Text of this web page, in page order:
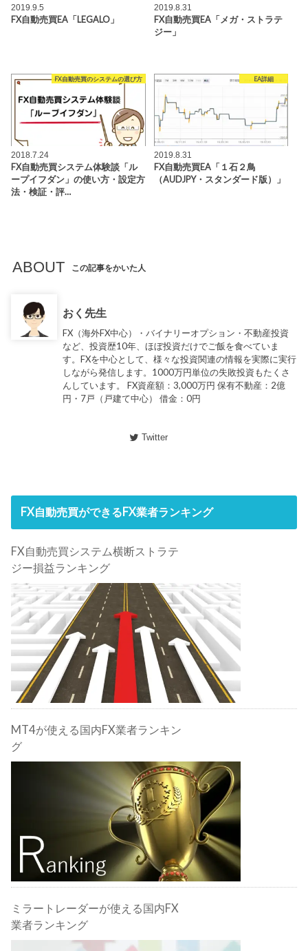
2019.9.5
FX自動売買EA「LEGALO」
2019.8.31
FX自動売買EA「メガ・ストラテ
ジー」
FX自動売買のシステムの選び方
2018.7.24
FX自動売買システム体験談「ル
ープイフダン」の使い方・設定方
法・検証・評…
EA詳細
2019.8.31
FX自動売買EA「１石２鳥
（AUDJPY・スタンダード版）」
ABOUT この記事をかいた人
おく先生
FX（海外FX中心）・バイナリーオプション・不動産投資
など、投資歴10年、ほぼ投資だけでご飯を食べていま
す。FXを中心として、様々な投資関連の情報を実際に実行
しながら発信します。1000万円単位の失敗投資もたくさ
んしています。 FX資産額：3,000万円 保有不動産：2億
円・7戸（戸建て中心） 借金：0円
Twitter
FX自動売買ができるFX業者ランキング
FX自動売買システム横断ストラテ
ジー損益ランキング
MT4が使える国内FX業者ランキン
グ
ミラートレーダーが使える国内FX
業者ランキング